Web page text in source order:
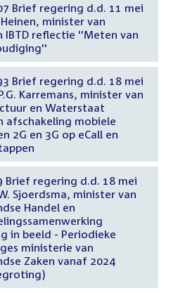
Brief regering d.d. 11 mei
Heinen, minister van
IBTD reflectie ''Meten van
Brief regering d.d. 18 mei
Karremans, minister van
en Waterstaat
afschakeling mobiele
2G en 3G op eCall en
Brief regering d.d. 18 mei
Sjoerdsma, minister van
Handel en
in beeld - Periodieke
ministerie van
Zaken vanaf 2024